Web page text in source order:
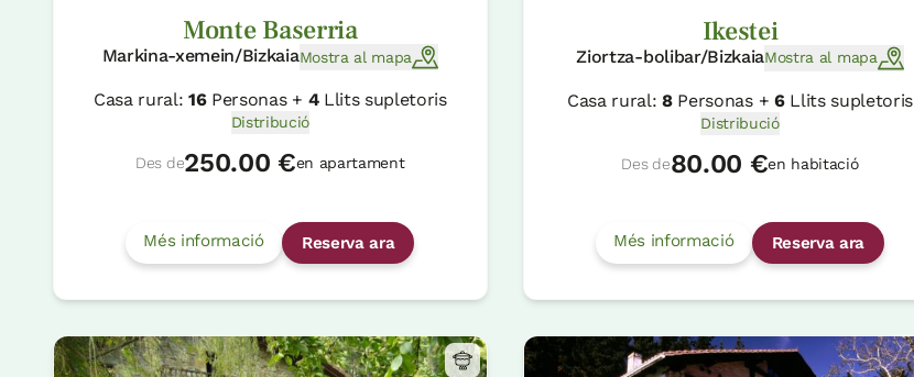
Monte Baserria
Markina-xemein/BizkaiaMostra al mapa
Casa rural:16Personas + 4Llits supletoris
Distribució
Des de250.00 €en apartament
Més informació Reserva ara
Ikestei
Ziortza-bolibar/BizkaiaMostra al mapa
Casa rural:8Personas + 6Llits supletoris
Distribució
Des de80.00 €en habitació
Més informació Reserva ara